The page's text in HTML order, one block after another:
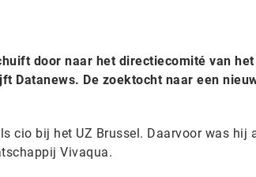
door naar het directiecomité van het
Datanews. De zoektocht naar een
cio bij het UZ Brussel. Daarvoor was hij
Vivaqua.